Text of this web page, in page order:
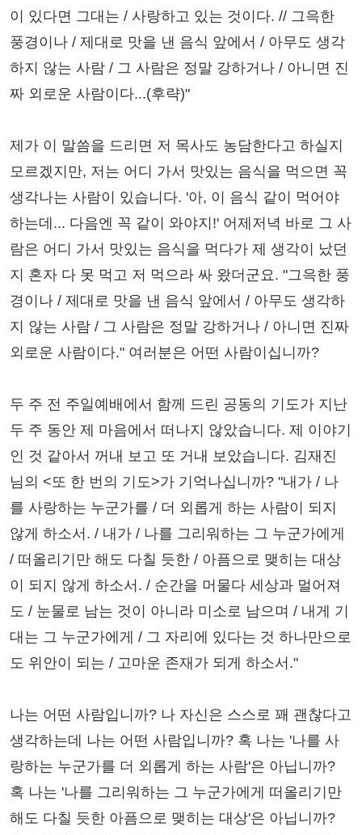
이 있다면 그대는 / 사랑하고 있는 것이다. // 그윽한
풍경이나 / 제대로 맛을 낸 음식 앞에서 / 아무도 생각
하지 않는 사람 / 그 사람은 정말 강하거나 / 아니면 진
짜 외로운 사람이다...(후략)"
제가 이 말씀을 드리면 저 목사도 농담한다고 하실지
모르겠지만, 저는 어디 가서 맛있는 음식을 먹으면 꼭
생각나는 사람이 있습니다. '아, 이 음식 같이 먹어야
하는데... 다음엔 꼭 같이 와야지!' 어제저녁 바로 그 사
람은 어디 가서 맛있는 음식을 먹다가 제 생각이 났던
지 혼자 다 못 먹고 저 먹으라 싸 왔더군요. "그윽한 풍
경이나 / 제대로 맛을 낸 음식 앞에서 / 아무도 생각하
지 않는 사람 / 그 사람은 정말 강하거나 / 아니면 진짜
외로운 사람이다." 여러분은 어떤 사람이십니까?
두 주 전 주일예배에서 함께 드린 공동의 기도가 지난
두 주 동안 제 마음에서 떠나지 않았습니다. 제 이야기
인 것 같아서 꺼내 보고 또 거내 보았습니다. 김재진
님의 <또 한 번의 기도>가 기억나십니까? "내가 / 나
를 사랑하는 누군가를 / 더 외롭게 하는 사람이 되지
않게 하소서. / 내가 / 나를 그리워하는 그 누군가에게
/ 떠올리기만 해도 다칠 듯한 / 아픔으로 맺히는 대상
이 되지 않게 하소서. / 순간을 머물다 세상과 멀어져
도 / 눈물로 남는 것이 아니라 미소로 남으며 / 내게 기
대는 그 누군가에게 / 그 자리에 있다는 것 하나만으로
도 위안이 되는 / 고마운 존재가 되게 하소서."
나는 어떤 사람입니까? 나 자신은 스스로 꽤 괜찮다고
생각하는데 나는 어떤 사람입니까? 혹 나는 '나를 사
랑하는 누군가를 더 외롭게 하는 사람'은 아닙니까?
혹 나는 '나를 그리워하는 그 누군가에게 떠올리기만
해도 다칠 듯한 아픔으로 맺히는 대상'은 아닙니까?